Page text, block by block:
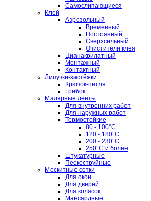
Самослипающиеся
Клей
Аэрозольный
Временный
Постоянный
Сверхсильный
Очистители клея
Цианакрилатный
Монтажный
Контактный
Липучки-застёжки
Крючок-петля
Грибок
Малярные ленты
Для внутренних работ
Для наружных работ
Термостойкие
80 - 100°C
120 - 180°C
200 - 230°C
250°C и более
Штукатурные
Пескоструйные
Москитные сетки
Для окон
Для дверей
Для колясок
Мансардные